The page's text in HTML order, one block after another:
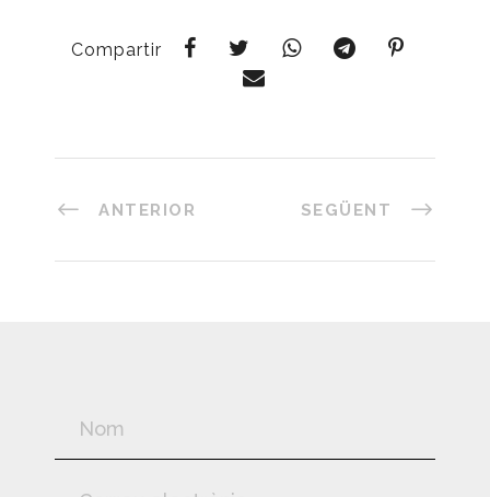
Compartir
ANTERIOR SEGÜENT